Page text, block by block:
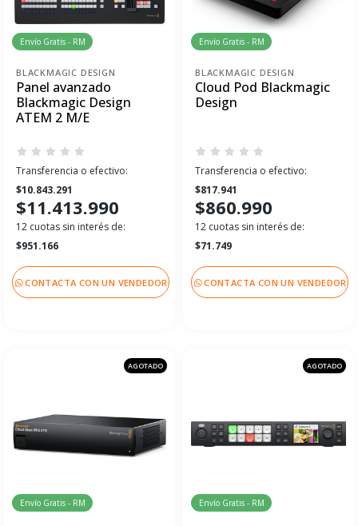
Envío Gratis - RM
BLACKMAGIC DESIGN
Panel avanzado
Blackmagic Design
ATEM 2 M/E
Transferencia o efectivo:
$10.843.291
$11.413.990
12 cuotas sin interés de:
$951.166
CONTACTA CON UN VENDEDOR
Envío Gratis - RM
BLACKMAGIC DESIGN
Cloud Pod Blackmagic
Design
Transferencia o efectivo:
$817.941
$860.990
12 cuotas sin interés de:
$71.749
CONTACTA CON UN VENDEDOR
AGOTADO
Envío Gratis - RM
AGOTADO
Envío Gratis - RM